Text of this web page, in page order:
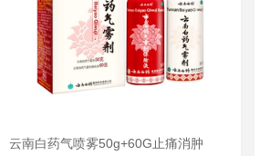
云南白药气喷雾50g+60G止痛消肿